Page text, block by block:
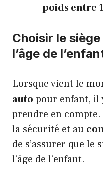
poids entre
Choisir le
l’âge de
Lorsque vient le
auto pour enfant, il
prendre en
la sécurité et au
de s’assurer que le
l’âge de l’enfant.